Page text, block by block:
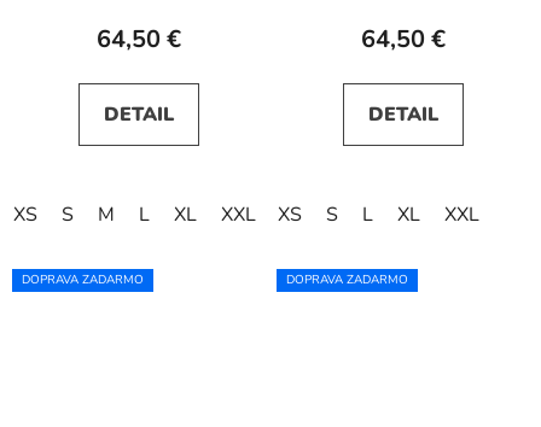
64,50 €
DETAIL
XS S M L XL XXL
64,50 €
DETAIL
XS S L XL XXL
DOPRAVA ZADARMO DOPRAVA ZADARMO